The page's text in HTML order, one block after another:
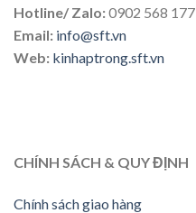
Hotline/ Zalo:0902 568 177
Email: info@sft.vn
Web: kinhaptrong.sft.vn
CHÍNH SÁCH & QUY ĐỊNH
Chính sách giao hàng